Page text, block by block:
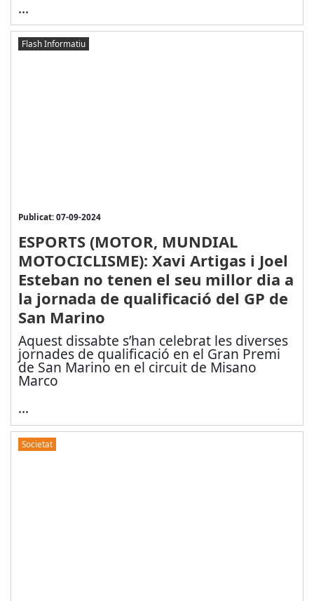
...
Flash Informatiu
Publicat: 07-09-2024
ESPORTS (MOTOR, MUNDIAL
MOTOCICLISME): Xavi Artigas i Joel
Esteban no tenen el seu millor dia a
la jornada de qualificació del GP de
San Marino
Aquest dissabte s’han celebrat les diverses
jornades de qualificació en el Gran Premi
de San Marino en el circuit de Misano
Marco
...
Societat